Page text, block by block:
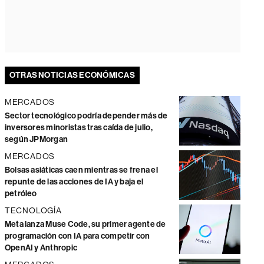
OTRAS NOTICIAS ECONÓMICAS
MERCADOS
Sector tecnológico podría depender más de
inversores minoristas tras caída de julio,
según JPMorgan
MERCADOS
Bolsas asiáticas caen mientras se frena el
repunte de las acciones de IA y baja el
petróleo
TECNOLOGÍA
Meta lanza Muse Code, su primer agente de
programación con IA para competir con
OpenAI y Anthropic